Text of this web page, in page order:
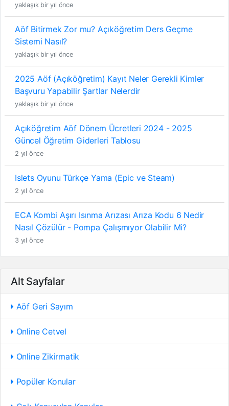
yaklaşık bir yıl önce
Aöf Bitirmek Zor mu? Açıköğretim Ders Geçme
Sistemi Nasıl?
yaklaşık bir yıl önce
2025 Aöf (Açıköğretim) Kayıt Neler Gerekli Kimler
Başvuru Yapabilir Şartlar Nelerdir
yaklaşık bir yıl önce
Açıköğretim Aöf Dönem Ücretleri 2024 - 2025
Güncel Öğretim Giderleri Tablosu
2 yıl önce
Islets Oyunu Türkçe Yama (Epic ve Steam)
2 yıl önce
ECA Kombi Aşırı Isınma Arızası Arıza Kodu 6 Nedir
Nasıl Çözülür - Pompa Çalışmıyor Olabilir Mi?
3 yıl önce
Alt Sayfalar
Aöf Geri Sayım
Online Cetvel
Online Zikirmatik
Popüler Konular